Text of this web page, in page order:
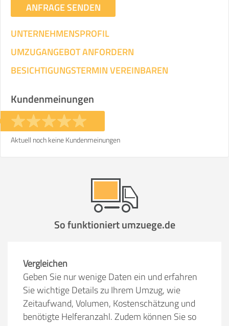
ANFRAGE SENDEN
UNTERNEHMENSPROFIL
UMZUGANGEBOT ANFORDERN
BESICHTIGUNGSTERMIN VEREINBAREN
Kundenmeinungen
Aktuell noch keine Kundenmeinungen
So funktioniert umzuege.de
Vergleichen
Geben Sie nur wenige Daten ein und erfahren
Sie wichtige Details zu Ihrem Umzug, wie
Zeitaufwand, Volumen, Kostenschätzung und
benötigte Helferanzahl. Zudem können Sie so